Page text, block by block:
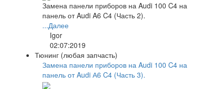
Замена панели приборов на Audi 100 C4 на
панель от Audi A6 C4 (Часть 2).
...Далее
Igor
02:07:2019
Тюнинг (любая запчасть)
Замена панели приборов на Audi 100 C4 на
панель от Audi А6 C4 (Часть 3).